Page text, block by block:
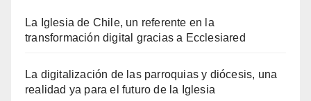
La Iglesia de Chile, un referente en la
transformación digital gracias a Ecclesiared
La digitalización de las parroquias y diócesis, una
realidad ya para el futuro de la Iglesia